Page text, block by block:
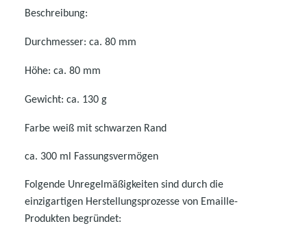
Beschreibung:
Durchmesser: ca. 80 mm
Höhe: ca. 80 mm
Gewicht: ca. 130 g
Farbe weiß mit schwarzen Rand
ca. 300 ml Fassungsvermögen
Folgende Unregelmäßigkeiten sind durch die
einzigartigen Herstellungsprozesse von Emaille-
Produkten begründet: